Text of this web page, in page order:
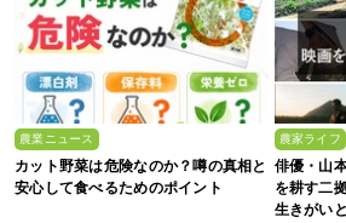
農業ニュース
カット野菜は危険なのか？噂の真相と
安心して食べるためのポイント
農家ライフ
俳優・山
を耕す二
生きがい